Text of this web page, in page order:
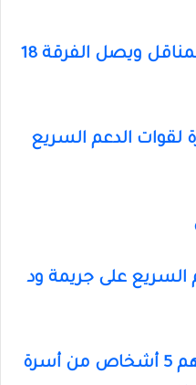
البرهان يتفقد مستشفى المناقل ويصل الفرقة 18
لقوات الدعم السريع
السريع على جريمة ود
كسلا : وفاة 9 أشخاص بينهم 5 أشخاص من أسرة